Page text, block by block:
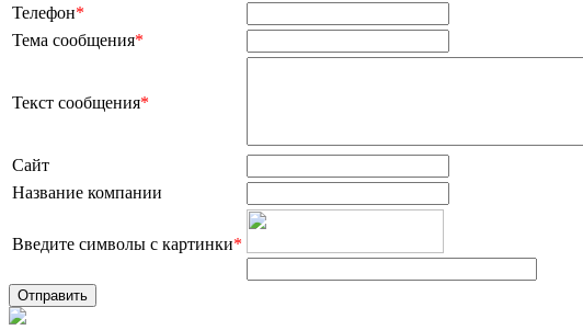
Телефон*
Тема сообщения*
Текст сообщения*
Сайт
Название компании
Введите символы с картинки*